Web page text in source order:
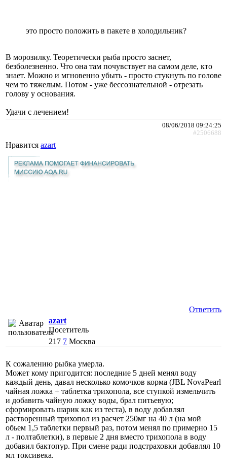
это просто положить в пакете в холодильник?
В морозилку. Теоретически рыба просто заснет,
безболезненно. Что она там почувствует на самом деле, кто
знает. Можно и мгновенно убыть - просто стукнуть по голове
чем то тяжелым. Потом - уже бессознательной - отрезать
голову у основания.
Удачи с лечением!
08/06/2018 09:24:25
#2506688
Нравится azart
Ответить
azart
Посетитель
217 7 Москва
К сожалению рыбка умерла.
Может кому пригодится: последние 5 дней менял воду
каждый день, давал несколько комочков корма (JBL NovaPearl
чайная ложка + таблетка трихопола, все ступкой измельчить
и добавить чайную ложку воды, брал питьевую;
сформировать шарик как из теста), в воду добавлял
растворенный трихопол из расчет 250мг на 40 л (на мой
обьем 1,5 таблетки первый раз, потом менял по примерно 15
л - полтаблетки), в первые 2 дня вместо трихопола в воду
добавил бактопур. При смене ради подстраховки добавлял 10
мл токсивека.